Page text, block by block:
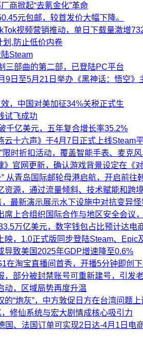
商掀起“去氪金化”革命
元包邮，较首发价大幅下降。
视频营销推动，单日下载量激增
划,防止低价内卷
Steam
三部曲的第二部，已登陆PC平台
9日至5月21日举办《黑神话：悟空》
，中国对美加征34%关税正式生
试飞成功
千亿美元，五年复合增长率35.2%
云十六声》于4月7日正式上线Steam
限时折扣活动，覆盖智能手表、麦克
官网更新，确认游戏背景设定在《
从青岛国际邮轮母港启航，开启前
资源，通过流量倾斜、技术赋能和跨
，最新演示展示水下设施中对抗变异
席上合组织国际合作与地区安全会议
万亿美元，数字钱包占比预计达电
映，1.0正式版同步登陆Steam、Epic
导致美国2025年GDP增速降至0.6%
在淘宝直播间首秀，开播5分钟即创
，部分被封禁账号可重新建号，引发
动，区域局势再度升温
“炮灰”，中方敦促日方在台湾问题
修仙系统与宏大剧情成核心吸引力
国、法国订单可实现2日达-4月1日电